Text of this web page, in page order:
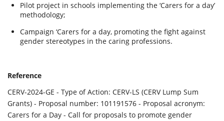
Pilot project in schools implementing the ‘Carers for a day’
methodology;
Campaign ‘Carers for a day, promoting the fight against
gender stereotypes in the caring professions.
Reference
CERV-2024-GE - Type of Action: CERV-LS (CERV Lump Sum
Grants) - Proposal number: 101191576 - Proposal acronym:
Carers for a Day - Call for proposals to promote gender